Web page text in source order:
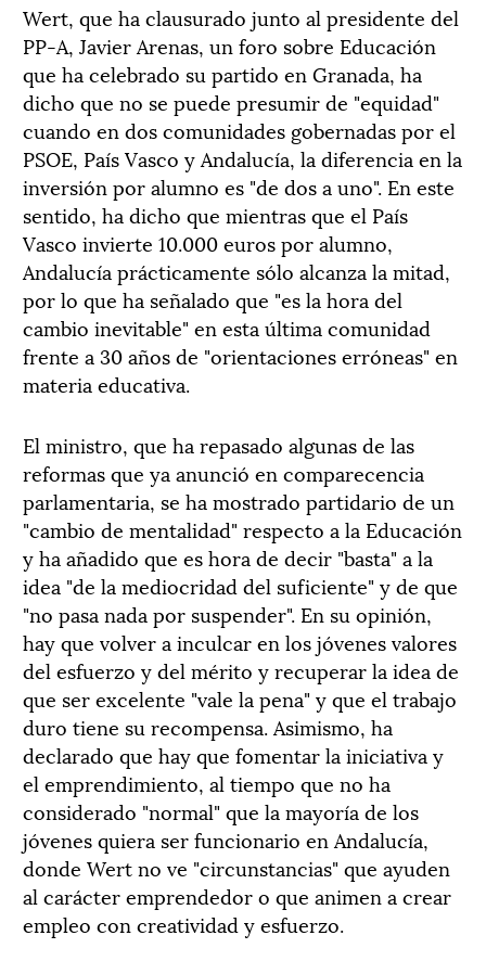
Wert, que ha clausurado junto al presidente del
PP-A, Javier Arenas, un foro sobre Educación
que ha celebrado su partido en Granada, ha
dicho que no se puede presumir de "equidad"
cuando en dos comunidades gobernadas por el
PSOE, País Vasco y Andalucía, la diferencia en la
inversión por alumno es "de dos a uno". En este
sentido, ha dicho que mientras que el País
Vasco invierte 10.000 euros por alumno,
Andalucía prácticamente sólo alcanza la mitad,
por lo que ha señalado que "es la hora del
cambio inevitable" en esta última comunidad
frente a 30 años de "orientaciones erróneas" en
materia educativa.
El ministro, que ha repasado algunas de las
reformas que ya anunció en comparecencia
parlamentaria, se ha mostrado partidario de un
"cambio de mentalidad" respecto a la Educación
y ha añadido que es hora de decir "basta" a la
idea "de la mediocridad del suficiente" y de que
"no pasa nada por suspender". En su opinión,
hay que volver a inculcar en los jóvenes valores
del esfuerzo y del mérito y recuperar la idea de
que ser excelente "vale la pena" y que el trabajo
duro tiene su recompensa. Asimismo, ha
declarado que hay que fomentar la iniciativa y
el emprendimiento, al tiempo que no ha
considerado "normal" que la mayoría de los
jóvenes quiera ser funcionario en Andalucía,
donde Wert no ve "circunstancias" que ayuden
al carácter emprendedor o que animen a crear
empleo con creatividad y esfuerzo.